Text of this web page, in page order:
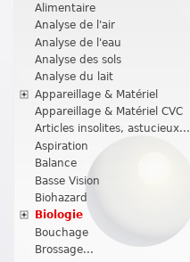
Alimentaire
Analyse de l'air
Analyse de l'eau
Analyse des sols
Analyse du lait
Appareillage & Matériel
Appareillage & Matériel CVC
Articles insolites, astucieux...
Aspiration
Balance
Basse Vision
Biohazard
Biologie
Bouchage
Brossage...